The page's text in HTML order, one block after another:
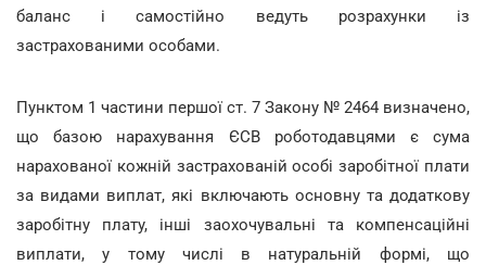
баланс і самостійно ведуть розрахунки із
застрахованими особами.
Пунктом 1 частини першої ст. 7 Закону № 2464 визначено,
що базою нарахування ЄСВ роботодавцями є сума
нарахованої кожній застрахованій особі заробітної плати
за видами виплат, які включають основну та додаткову
заробітну плату, інші заохочувальні та компенсаційні
виплати, у тому числі в натуральній формі, що